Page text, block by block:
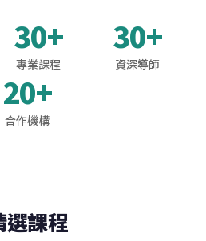
30+
專業課程
30+
資深導師
20+
合作機構
選課程